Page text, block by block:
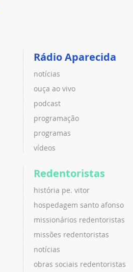
Rádio Aparecida
notícias
ouça ao vivo
podcast
programação
programas
vídeos
Redentoristas
história pe. vitor
hospedagem santo afonso
missionários redentoristas
missões redentoristas
notícias
obras sociais redentoristas